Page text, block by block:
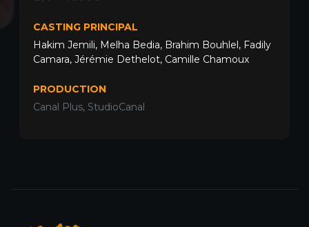
CASTING PRINCIPAL
Hakim Jemili, Melha Bedia, Brahim Bouhlel, Fadily
Camara, Jérémie Dethelot, Camille Chamoux
PRODUCTION
Canal Plus, StudioCanal